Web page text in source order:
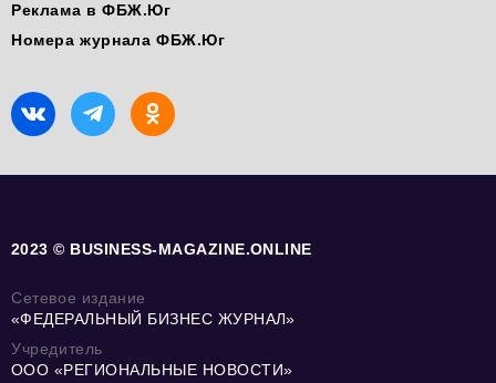
Реклама в ФБЖ.Юг
Номера журнала ФБЖ.Юг
2023 © BUSINESS-MAGAZINE.ONLINE
Сетевое издание
«ФЕДЕРАЛЬНЫЙ БИЗНЕС ЖУРНАЛ»
Учредитель
ООО «РЕГИОНАЛЬНЫЕ НОВОСТИ»